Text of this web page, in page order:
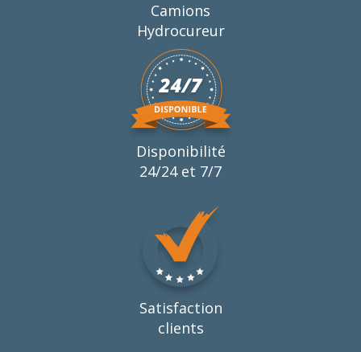
Camions
Hydrocureur
Disponibilité
24/24 et 7/7
Satisfaction
clients